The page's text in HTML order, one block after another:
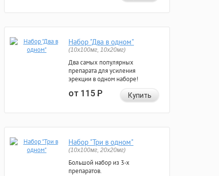
Набор "Два в одном"
(10x100мг, 10x20мг)
Два самых популярных
препарата для усиления
эрекции в одном наборе!
от 115Р Купить
Набор "Три в одном"
(10x100мг, 20x20мг)
Большой набор из 3-х
препаратов.